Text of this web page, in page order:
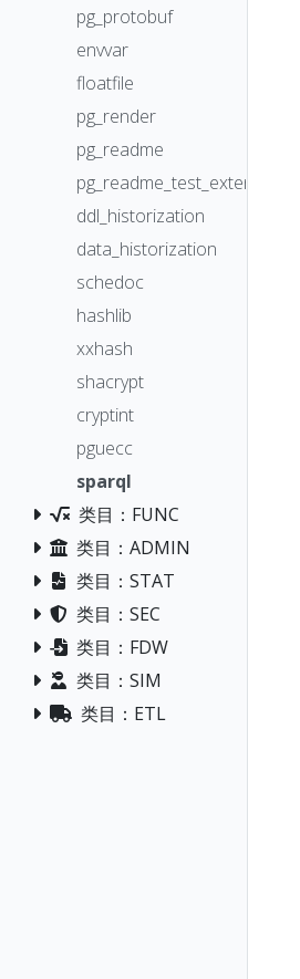
pg_protobuf
envvar
floatfile
pg_render
pg_readme
pg_readme_test_extension
ddl_historization
data_historization
schedoc
hashlib
xxhash
shacrypt
cryptint
pguecc
sparql
类目：FUNC
类目：ADMIN
类目：STAT
类目：SEC
类目：FDW
类目：SIM
类目：ETL